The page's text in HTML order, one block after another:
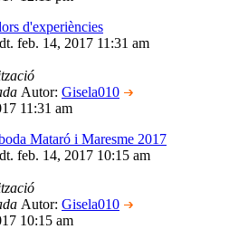
d'experiències
feb. 14, 2017 11:31 am
Autor: Gisela010
11:31 am
Mataró i Maresme 2017
feb. 14, 2017 10:15 am
Autor: Gisela010
10:15 am